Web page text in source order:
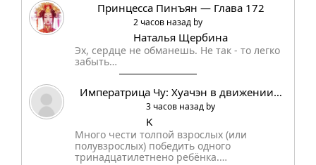
Принцесса Пинъян — Глава 172
2 часов назад by
Наталья Щербина
Эх, сердце не обманешь. Не так - то легко
забыть…
Императрица Чу: Хуачэн в движении…
3 часов назад by
K
Много чести толпой взрослых (или
полувзрослых) победить одного
тринадцатилетнено ребёнка.…